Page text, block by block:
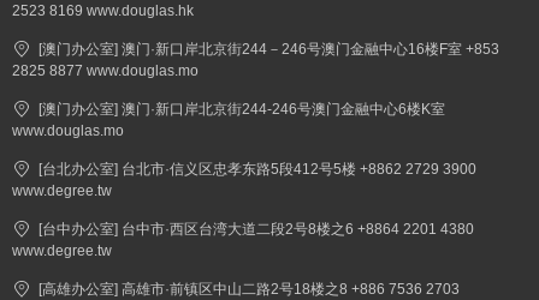
2523 8169 www.douglas.hk
[澳门办公室] 澳门·新口岸北京街244－246号澳门金融中心16楼F室 +853
2825 8877 www.douglas.mo
[澳门办公室] 澳门·新口岸北京街244-246号澳门金融中心6楼K室
www.douglas.mo
[台北办公室] 台北市·信义区忠孝东路5段412号5楼 +8862 2729 3900
www.degree.tw
[台中办公室] 台中市·西区台湾大道二段2号8楼之6 +8864 2201 4380
www.degree.tw
[高雄办公室] 高雄市·前镇区中山二路2号18楼之8 +886 7536 2703